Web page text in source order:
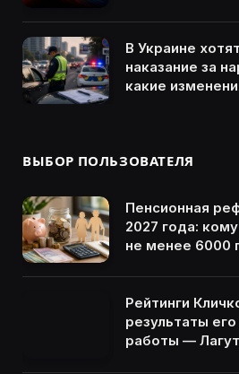
В Украине
наказание за
какие
ВЫБОР ПОЛЬЗОВАТЕЛЯ
Пенсионная
2027 года:
не менее 6000
Рейтинги
результаты
работы —